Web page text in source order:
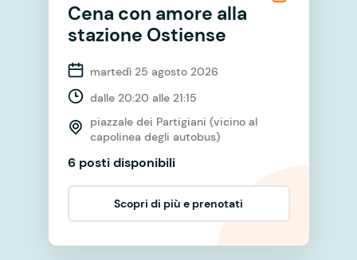
Cena con amore alla
stazione Ostiense
martedì 25 agosto 2026
dalle 20:20 alle 21:15
piazzale dei Partigiani (vicino al
capolinea degli autobus)
6 posti disponibili
Scopri di più e prenotati